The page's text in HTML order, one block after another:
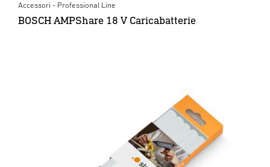
Accessori - Professional Line
BOSCH AMPShare 18 V Caricabatterie